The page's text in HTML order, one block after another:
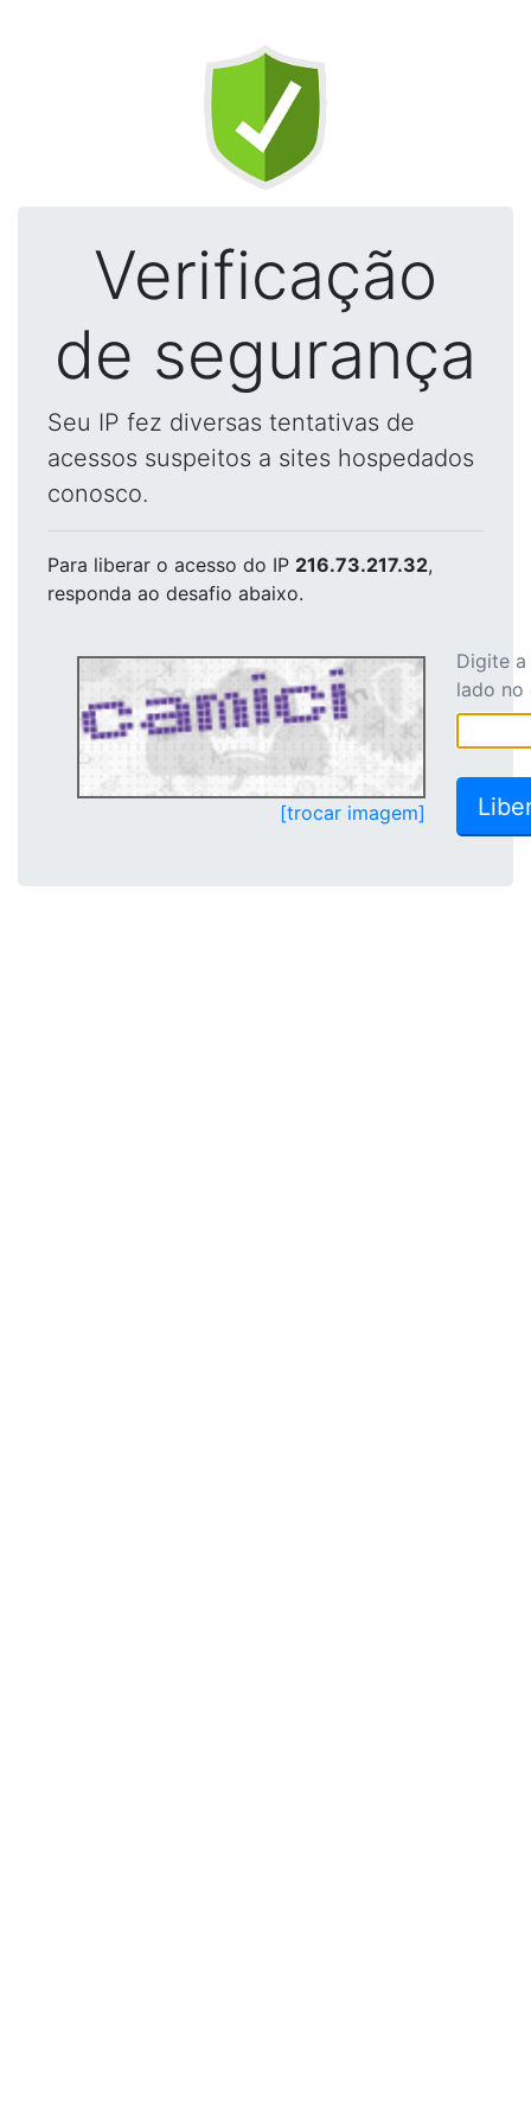
Verificação
de segurança
Seu IP fez diversas tentativas de
acessos suspeitos a sites hospedados
conosco.
Para liberar o acesso do IP 216.73.217.32,
responda ao desafio abaixo.
[trocar imagem]
Digite
lado no